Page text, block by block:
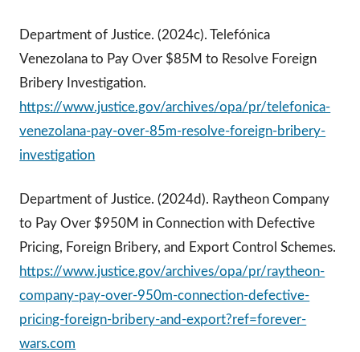
Department of Justice. (2024c). Telefónica
Venezolana to Pay Over $85M to Resolve Foreign
Bribery Investigation.
https://www.justice.gov/archives/opa/pr/telefonica-
venezolana-pay-over-85m-resolve-foreign-bribery-
investigation
Department of Justice. (2024d). Raytheon Company
to Pay Over $950M in Connection with Defective
Pricing, Foreign Bribery, and Export Control Schemes.
https://www.justice.gov/archives/opa/pr/raytheon-
company-pay-over-950m-connection-defective-
pricing-foreign-bribery-and-export?ref=forever-
wars.com